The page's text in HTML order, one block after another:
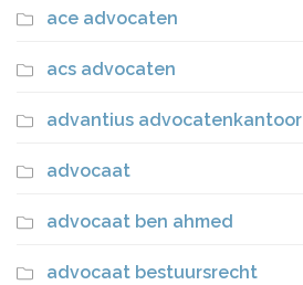
ace advocaten
acs advocaten
advantius advocatenkantoor
advocaat
advocaat ben ahmed
advocaat bestuursrecht